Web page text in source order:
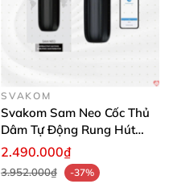
SVAKOM
Svakom Sam Neo Cốc Thủ
Dâm Tự Động Rung Hút
App Điều Khiển Xa
2.490.000₫
3.952.000₫ -37%